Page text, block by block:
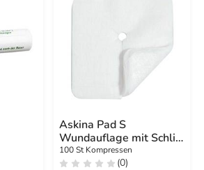
Askina Pad S
Wundauflage mit Schlitz
5x5 cm n.haft.
100 St Kompressen
(0)